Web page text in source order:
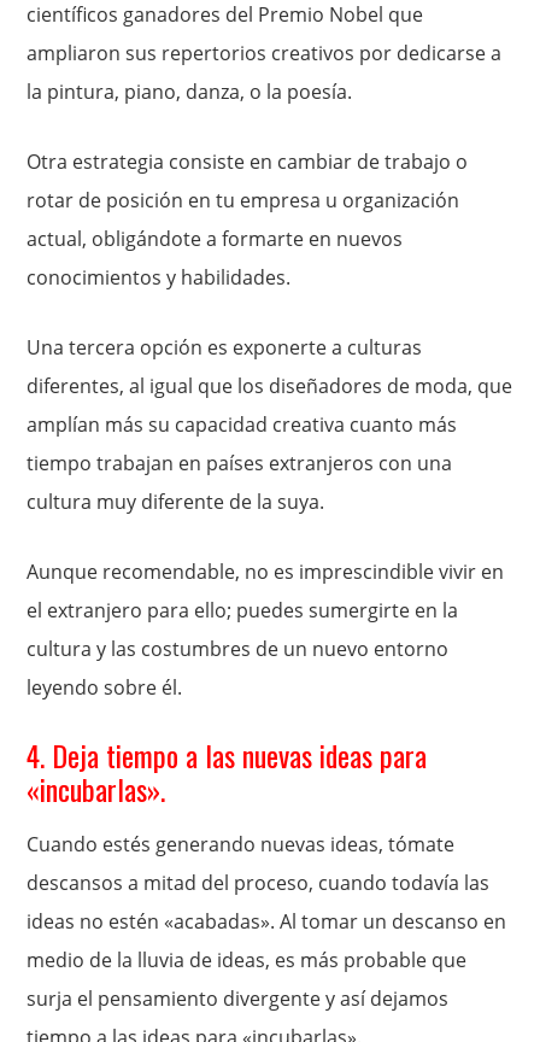
científicos ganadores del Premio Nobel que
ampliaron sus repertorios creativos por dedicarse a
la pintura, piano, danza, o la poesía.
Otra estrategia consiste en cambiar de trabajo o
rotar de posición en tu empresa u organización
actual, obligándote a formarte en nuevos
conocimientos y habilidades.
Una tercera opción es exponerte a culturas
diferentes, al igual que los diseñadores de moda, que
amplían más su capacidad creativa cuanto más
tiempo trabajan en países extranjeros con una
cultura muy diferente de la suya.
Aunque recomendable, no es imprescindible vivir en
el extranjero para ello; puedes sumergirte en la
cultura y las costumbres de un nuevo entorno
leyendo sobre él.
4. Deja tiempo a las nuevas ideas para
«incubarlas».
Cuando estés generando nuevas ideas, tómate
descansos a mitad del proceso, cuando todavía las
ideas no estén «acabadas». Al tomar un descanso en
medio de la lluvia de ideas, es más probable que
surja el pensamiento divergente y así dejamos